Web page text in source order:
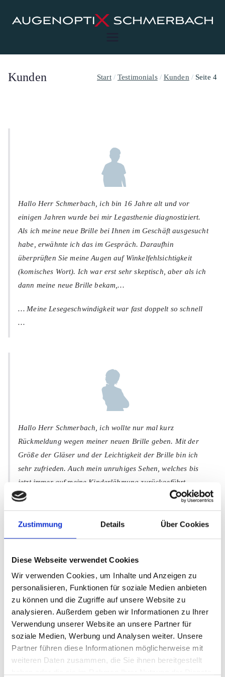
Zustimmung Details Über Cookies
Diese Webseite verwendet Cookies
Wir verwenden Cookies, um Inhalte und Anzeigen zu
personalisieren, Funktionen für soziale Medien anbieten
zu können und die Zugriffe auf unsere Website zu
analysieren. Außerdem geben wir Informationen zu Ihrer
Verwendung unserer Website an unsere Partner für
soziale Medien, Werbung und Analysen weiter. Unsere
Partner führen diese Informationen möglicherweise mit
weiteren Daten zusammen, die Sie ihnen bereitgestellt
Inhalt
Kunden Start Testimonials Kunden Seite 4
Hallo Herr Schmerbach, ich bin 16 Jahre alt und vor
einigen Jahren wurde bei mir Legasthenie diagnostiziert.
Als ich meine neue Brille bei Ihnen im Geschäft ausgesucht
habe, erwähnte ich das im Gespräch. Daraufhin
überprüften Sie meine Augen auf Winkelfehlsichtigkeit
(komisches Wort). Ich war erst sehr skeptisch, aber als ich
dann meine neue Brille bekam,…
… Meine Lesegeschwindigkeit war fast doppelt so schnell
…
Hallo Herr Schmerbach, ich wollte nur mal kurz
Rückmeldung wegen meiner neuen Brille geben. Mit der
Größe der Gläser und der Leichtigkeit der Brille bin ich
sehr zufrieden. Auch mein unruhiges Sehen, welches bis
jetzt immer auf meine Kinderlähmung zurückgeführt
wurde, ist weg. Ich sehe meine Umwelt durch die Korrektur
mit Prismen klar und ruhig,…
Lieber Herr Schmerbach, ich möchte Ihnen mitteilen, dass
mit meiner neuen Brille eine bedeutende Verbesserung